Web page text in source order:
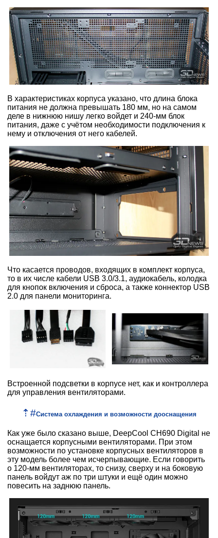
В характеристиках корпуса указано, что длина блока
питания не должна превышать 180 мм, но на самом
деле в нижнюю нишу легко войдет и 240-мм блок
питания, даже с учётом необходимости подключения к
нему и отключения от него кабелей.
Что касается проводов, входящих в комплект корпуса,
то в их числе кабели USB 3.0/3.1, аудиокабель, колодка
для кнопок включения и сброса, а также коннектор USB
2.0 для панели мониторинга.
Встроенной подсветки в корпусе нет, как и контроллера
для управления вентиляторами.
⇡ #Система охлаждения и возможности дооснащения
Как уже было сказано выше, DeepCool CH690 Digital не
оснащается корпусными вентиляторами. При этом
возможности по установке корпусных вентиляторов в
эту модель более чем исчерпывающие. Если говорить
о 120-мм вентиляторах, то снизу, сверху и на боковую
панель войдут аж по три штуки и ещё один можно
повесить на заднюю панель.